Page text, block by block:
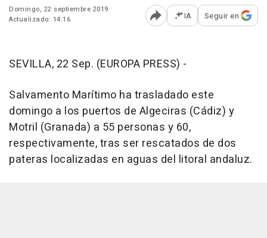
Domingo, 22 septiembre 2019
Actualizado: 14:16
Abrir opciones para
IA Seguir en
SEVILLA, 22 Sep. (EUROPA PRESS) -
Salvamento Marítimo ha trasladado este
domingo a los puertos de Algeciras (Cádiz) y
Motril (Granada) a 55 personas y 60,
respectivamente, tras ser rescatados de dos
pateras localizadas en aguas del litoral andaluz.